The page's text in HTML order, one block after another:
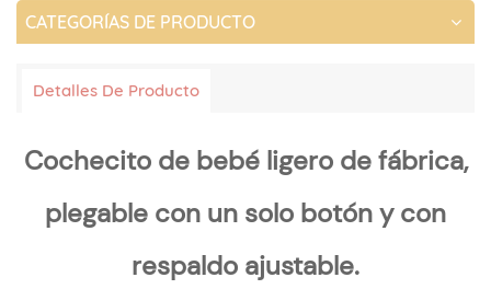
CATEGORÍAS DE PRODUCTO
Detalles De Producto
Cochecito de bebé ligero de fábrica,
plegable con un solo botón y con
respaldo ajustable.